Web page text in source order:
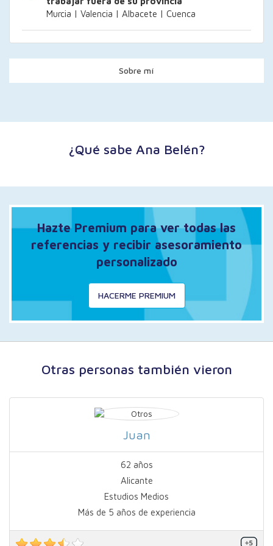
Murcia | Valencia | Albacete | Cuenca
Sobre mí
¿Qué sabe Ana Belén?
Hazte Premium para ver todas las
referencias y recibir asesoramiento
personalizado
HACERME PREMIUM
Otras personas también vieron
Juan
62 años
Alicante
Estudios Medios
Más de 5 años de experiencia